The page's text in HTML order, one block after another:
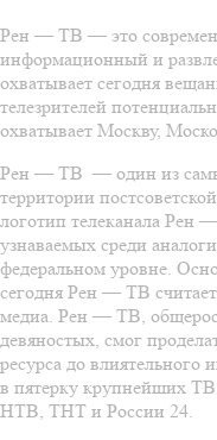
Рен — ТВ — это
информационный и
охватывает сегодня
телезрителей
охватывает Москву,
Рен — ТВ — один из
территории
логотип телеканала Рен
узнаваемых среди
федеральном уровне.
сегодня Рен — ТВ
медиа. Рен — ТВ,
девяностых, смог
ресурса до влиятельного
в пятерку крупнейших
НТВ, ТНТ и России 24.